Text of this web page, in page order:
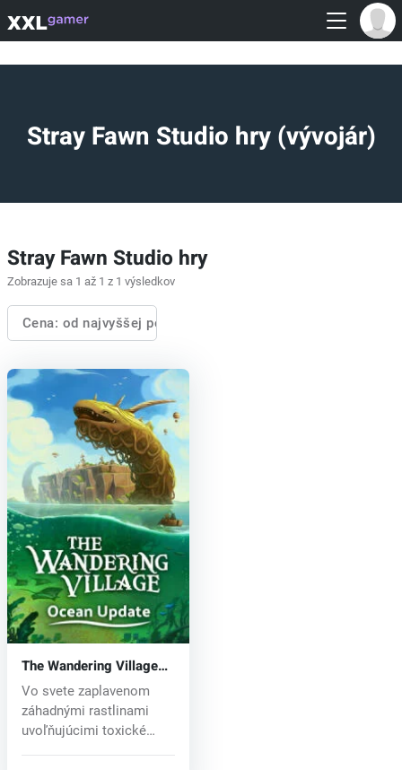
Stray Fawn Studio hry (vývojár)
Stray Fawn Studio hry
Zobrazuje sa 1 až 1 z 1 výsledkov
Cena: od najvyššej po najnižšiu
The Wandering Village
(PC) key
Vo svete zaplavenom
záhadnými rastlinami
uvoľňujúcimi toxické